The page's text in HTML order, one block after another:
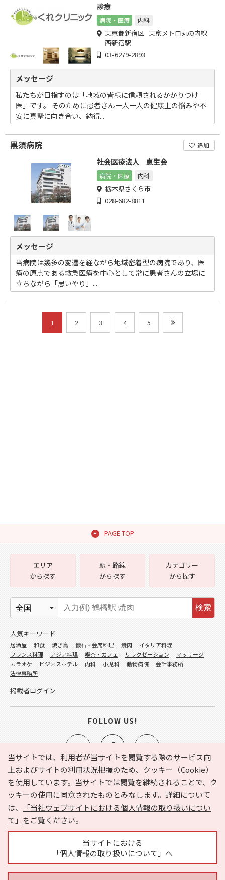
診療
病院・医療 内科
東京都新宿区 東京メトロ丸の内線
西新宿駅
03-6279-2893
メッセージ
私たちが目指すのは「地域の皆様に信頼されるかかりつけ
医」です。 そのために患者さん一人一人の健康上の悩みや不
安に真摯に向き合い、納得...
黒須病院 追加
社会医療法人 恵生会
病院・医療 内科
栃木県さくら市
028-682-8811
メッセージ
当病院は幾多の変遷を経ながら地域密着型の病院であり、医
療の原点である救急医療を中心として常に患者さんの立場に
立ちながら「思いやり」...
1 2 3 4 5
PAGE TOP
当サイトでは、利用者が当サイトを閲覧する際のサービス向
上およびサイトの利用状況把握のため、クッキー（Cookie）
を使用しています。当サイトでは閲覧を継続されることで、ク
ッキーの使用に同意されたものとみなします。詳細について
は、
「当社ウェブサイトにおける個人情報の取り扱いについ
て」 をご覧ください。
当サイトにおける
「個人情報の取り扱いについて」へ
e-NAVITA（イーナビタ）とは？ お気に入り
ヘルプ
利用規約
個人情報の取り扱いについて
運営会社
サイトマップ
広告掲載に関するお問い合わせ
エリア
から探す
駅・路線
から探す
カテゴリー
から探す
検索
人気キーワード
居酒屋 和食 焼き鳥 懐石・会席料理 焼肉
イタリア料理
フランス料理
アジア料理 喫茶・カフェ リラクゼーション
マッサージ
カラオケ
ビジネスホテル 内科 小児科 動物病院
会計事務所
法律事務所
掲載者ログイン
FOLLOW US!